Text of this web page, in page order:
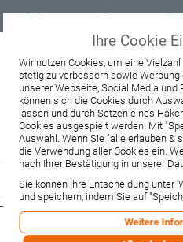
Geprüfter
Sicher
Best-
Beratung & Verkauf
+49 37467 66944
Montag - Freitag:
10:00 - 12:00 Uhr
13:00 - 16:00 Uhr
Samstag:
9:00 - 12:00 Uhr
Lieferzeitanfrage Widerruf
Filtern nach
Ihre Cookie
Wir nutzen Cookies, um eine
stetig zu verbessern sowie
unserer Webseite, Social Media
können sich die Cookies durch
lassen und durch Setzen eines
Cookies ausgespielt werden. Mit
Auswahl. Wenn Sie "alle erlauben &
die Verwendung aller Cookies ein.
nach Ihrer Bestätigung in unserer
Sie können Ihre Entscheidung unter
und speichern, indem Sie auf
Weitere